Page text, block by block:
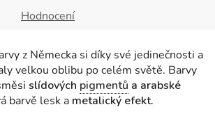
Hodnocení
z Německa si díky své jedinečnosti a
velkou oblibu po celém světě. Barvy
slídových pigmentů a arabské
barvě lesk a metalický efekt.